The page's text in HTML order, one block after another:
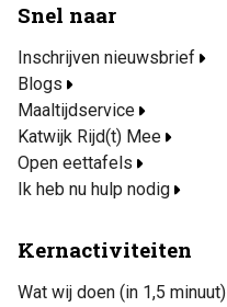
Snel naar
Inschrijven nieuwsbrief
Blogs
Maaltijdservice
Katwijk Rijd(t) Mee
Open eettafels
Ik heb nu hulp nodig
Kernactiviteiten
Wat wij doen (in 1,5 minuut)